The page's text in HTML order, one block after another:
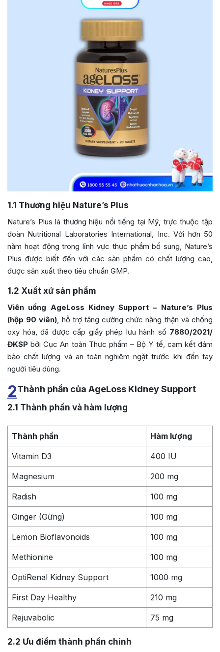
1.1 Thương hiệu Nature’s Plus
Nature’s Plus là thương hiệu nổi tiếng tại Mỹ, trực thuộc tập
đoàn Nutritional Laboratories International, Inc. Với hơn 50
năm hoạt động trong lĩnh vực thực phẩm bổ sung, Nature’s
Plus được biết đến với các sản phẩm có chất lượng cao,
được sản xuất theo tiêu chuẩn GMP.
1.2 Xuất xứ sản phẩm
Viên uống AgeLoss Kidney Support – Nature’s Plus
(hộp 90 viên), hỗ trợ tăng cường chức năng thận và chống
oxy hóa, đã được cấp giấy phép lưu hành số 7880/2021/
ĐKSP bởi Cục An toàn Thực phẩm – Bộ Y tế, cam kết đảm
bảo chất lượng và an toàn nghiêm ngặt trước khi đến tay
người tiêu dùng.
2Thành phần của AgeLoss Kidney Support
2.1 Thành phần và hàm lượng
Thành phần Hàm lượng
Vitamin D3 400 IU
Magnesium 200 mg
Radish 100 mg
Ginger (Gừng) 100 mg
Lemon Bioflavonoids 100 mg
Methionine 100 mg
OptiRenal Kidney Support 1000 mg
First Day Healthy 210 mg
Rejuvabolic 75 mg
2.2 Ưu điểm thành phần chính